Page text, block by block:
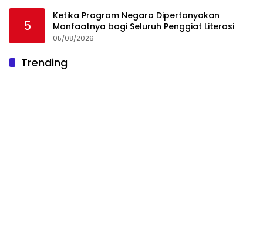
5
Ketika Program Negara Dipertanyakan
Manfaatnya bagi Seluruh Penggiat Literasi
05/08/2026
Trending